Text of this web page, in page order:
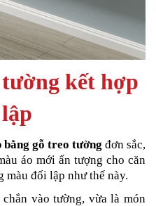
kết hợp
gỗ treo tường đơn sắc,
áo mới ấn tượng cho căn
màu đối lập như thế này.
vào tường, vừa là món